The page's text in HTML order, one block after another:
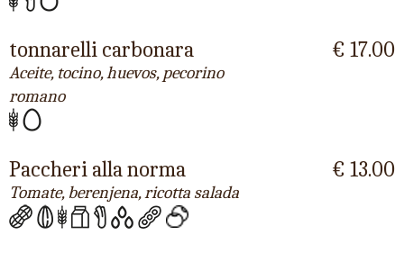
tonnarelli carbonara
Aceite, tocino, huevos, pecorino
romano
€ 17.00
Paccheri alla norma
Tomate, berenjena, ricotta salada
€ 13.00